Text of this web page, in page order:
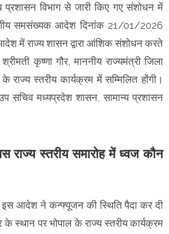
प्रशासन विभाग से जारी किए गए संशोधन में
समसंख्यक आदेश दिनांक 21/01/2026
में राज्य शासन द्वारा आंशिक संशोधन करते
कृष्णा गौर, माननीय राज्यमंत्री जिला
राज्य स्तरीय कार्यक्रम में सम्मिलित होंगी।
सचिव मध्यप्रदेश शासन, सामान्य प्रशासन
राज्य स्तरीय समारोह में ध्वज कौन
इस आदेश ने कन्फ्यूजन की स्थिति पैदा कर दी
के स्थान पर भोपाल के राज्य स्तरीय कार्यक्रम